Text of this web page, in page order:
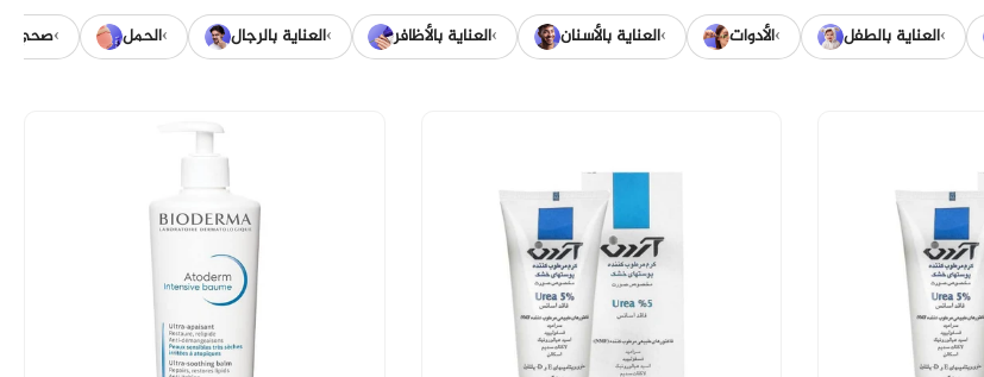
العناية بالطفل› الأدوات› العناية بالأسنان› العناية بالأظافر› العناية بالرجال› الحمل› صحي›